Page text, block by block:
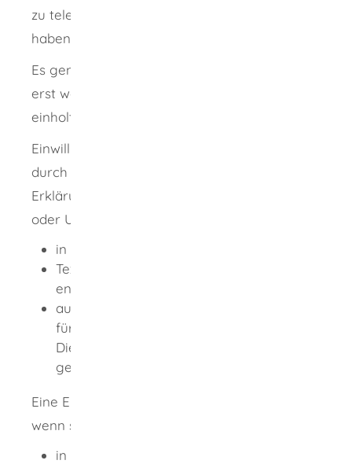
zu telefonischen Werbeangeboten gegeben
haben.
Es genügt nicht, wenn der oder die Anrufende
erst während des Telefonats Ihre Zustimmung
einholt.
Einwilligen
durch Bestätigung
Erklärung
oder Unterschreiben)
in einem separaten Text oder
Textabschnitt ohne anderen Inhalt
enthalten ist und
aus dem Text der Einwilligung klar wird,
für welche konkreten Produkte oder
Dienstleistungen welcher Unternehmen
geworben werden soll.
Eine Einwilligung ist in der Regel unwirksam,
wenn sie
in den Allgemeinen